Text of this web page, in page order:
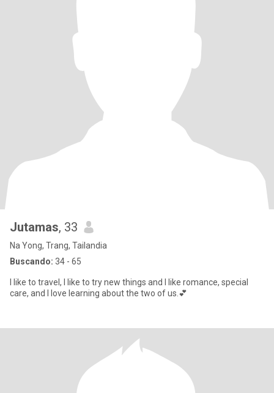
Jutamas, 33
Na Yong, Trang, Tailandia
Buscando: 34 - 65
I like to travel, I like to try new things and I like romance, special
care, and I love learning about the two of us.💕